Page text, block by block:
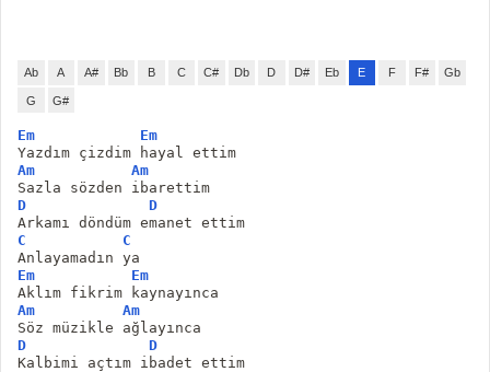
Ab A A# Bb B C C# Db D D# Eb E F F# Gb
G G#
Em
Em
Yazdım çizdim hayal ettim
Am
Am
Sazla sözden ibarettim
D
D
Arkamı döndüm emanet ettim
C
C
Anlayamadın ya
Em
Em
Aklım fikrim kaynayınca
Am
Am
Söz müzikle ağlayınca
D
D
Kalbimi açtım ibadet ettim